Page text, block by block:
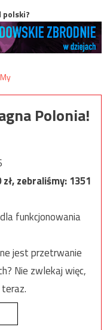
polski?
Polonia!
zł, zebraliśmy:1351
funkcjonowania
jest przetrwanie
Nie zwlekaj więc,